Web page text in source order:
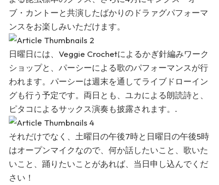
ブ・カントーと共演したばかりのドラァグパフォーマ
ンスをお楽しみいただけます。
日曜日には、Veggie Crochetによるかぎ針編みワーク
ショップと、パーシーによる歌のパフォーマンスが行
われます。パーシーは週末を通してライブドローイン
グも行う予定です。両日とも、ユカによる朗読詩と、
ピタコによるサックス演奏も披露されます。.
それだけでなく、土曜日の午後7時と日曜日の午後5時
はオープンマイクなので、何か話したいこと、歌いた
いこと、踊りたいことがあれば、当日申し込んでくだ
さい！